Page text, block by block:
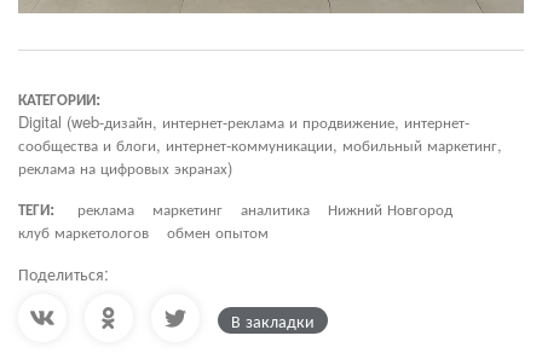
КАТЕГОРИИ:
Digital (web-дизайн, интернет-реклама и продвижение, интернет-
сообщества и блоги, интернет-коммуникации, мобильный маркетинг,
реклама на цифровых экранах)
ТЕГИ:
реклама маркетинг аналитика
Нижний Новгород
клуб маркетологов
обмен опытом
Поделиться:
В закладки